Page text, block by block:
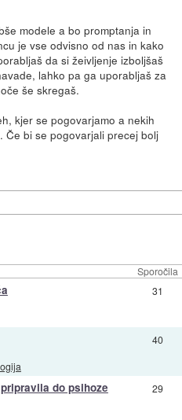
modele a bo promptanja in
je vse odvisno od nas in kako
da si žeivljenje izboljšaš
lahko pa ga uporabljaš za
še skregaš.
kjer se pogovarjamo a nekih
Če bi se pogovarjali precej bolj
Sporočila
31
40
do psihoze 29